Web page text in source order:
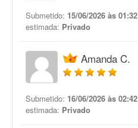
Submetido: 15/06/2026 às 01:32
estimada: Privado
Amanda C.
Submetido: 16/06/2026 às 02:42
estimada: Privado